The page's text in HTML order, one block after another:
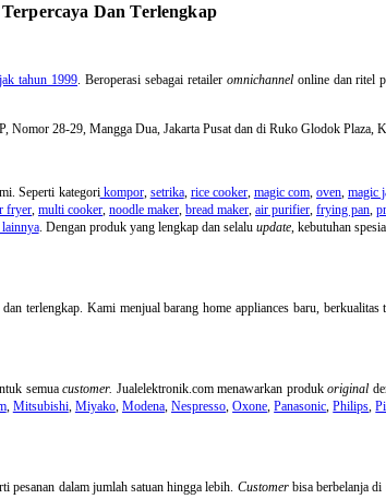
Dan Terlengkap
tahun 1999 . Beroperasi sebagai retailer omnichannelonline dan ritel
28-29, Mangga Dua, Jakarta Pusat dan di Ruko Glodok Plaza,
Seperti kategorikompor, setrika, rice cooker, magic com, oven,magic
fryer multi cooker noodle maker bread maker air purifier frying pan
. Dengan produk yang lengkap dan selaluupdate , kebutuhan
terlengkap. Kami menjual barang home appliances baru,
semua customer. Jualelektronik.com menawarkan produk original
, Mitsubishi, Miyako, Modena,Nespresso ,Oxone ,Panasonic ,Philips ,
pesanan dalam jumlah satuan hingga lebih. Customerbisa berbelanja di